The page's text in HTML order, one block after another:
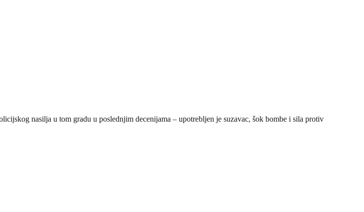
nasilja u tom gradu u poslednjim decenijama – upotrebljen je suzavac, šok bombe i sila protiv